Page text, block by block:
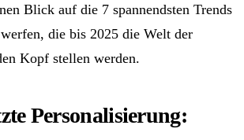
Blick auf die 7 spannendsten Trends
die bis 2025 die Welt der
Kopf stellen werden.
Personalisierung: